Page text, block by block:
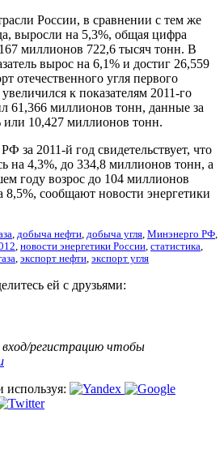
России, в сравнении с тем же
выросли на 5,3%, общая цифра
миллионов 722,6 тысяч тонн. В
вырос на 6,1% и достиг 26,559
отечественного угля первого
к показателям 2011-го
61,366 миллионов тонн, данные за
10,427 миллионов тонн.
за 2011-й год свидетельствует, что
на 4,3%, до 334,8 миллионов тонн, а
году возрос до 104 миллионов
8,5%, сообщают новости энергетики
, добыча нефти, добыча угля, Минэнерго РФ,
, новости энергетики России, статистика,
, экспорт нефти, экспорт угля
ей с друзьями:
регистрацию чтобы